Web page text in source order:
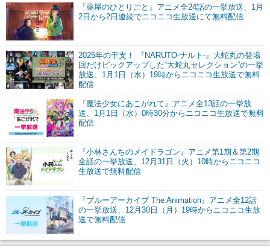
『薬屋のひとりごと』アニメ全24話の一挙放送、1月
2日から2日連続でニコニコ生放送にて無料配信
2025年の干支！ 『NARUTO-ナルト-』大蛇丸の登場
回だけピックアップした“大蛇丸セレクション”の一挙
放送、1月1日（水）19時からニコニコ生放送で無料
配信
『魔法少女にあこがれて』アニメ全13話の一挙放
送、1月1日（水）0時30分からニコニコ生放送で無料
配信
『小林さんちのメイドラゴン』アニメ第1期＆第2期
全話の一挙放送、12月31日（火）10時からニコニコ
生放送で無料配信
『ブルーアーカイブ The Animation』アニメ全12話
の一挙放送、12月30日（月）19時からニコニコ生放
送で無料配信